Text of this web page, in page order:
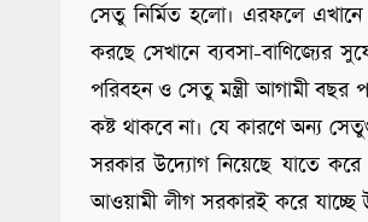
সেতু নির্মিত হলো। এরফলে এখানে
করছে সেখানে ব্যবসা-বাণিজ্যের
পরিবহন ও সেতু মন্ত্রী আগামী বছর
কষ্ট থাকবে না। যে কারণে অন্য
সরকার উদ্যোগ নিয়েছে যাতে
আওয়ামী লীগ সরকারই করে যাচ্ছে